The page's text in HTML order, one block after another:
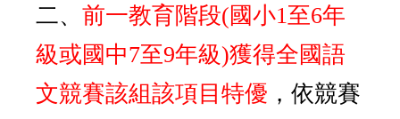
二、 前一教育階段(國小1至6年
級或國中7至9年級)獲得全國語
文競賽該組該項目特優 ，依競賽